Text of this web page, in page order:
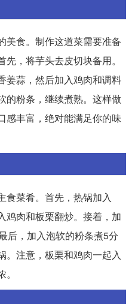
美食。制作这道菜需要准备
，将芋头去皮切块备用。
姜蒜，然后加入鸡肉和调料
的粉条，继续煮熟。这样做
感丰富，绝对能满足你的味
食菜肴。首先，热锅加入
鸡肉和板栗翻炒。接着，加
后，加入泡软的粉条煮5分
。注意，板栗和鸡肉一起入